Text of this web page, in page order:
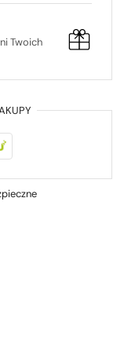
Twoich